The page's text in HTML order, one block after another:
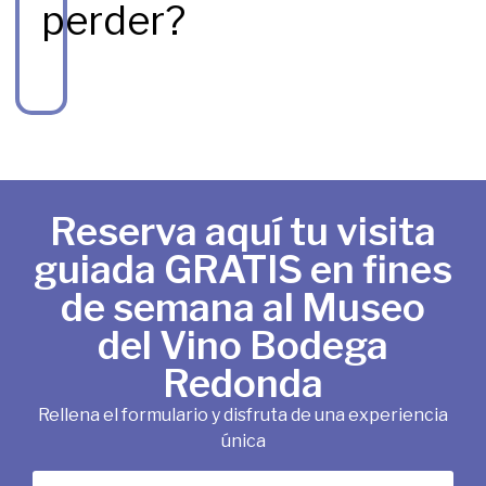
perder?
Reserva aquí tu visita
guiada GRATIS en fines
de semana al Museo
del Vino Bodega
Redonda
Rellena el formulario y disfruta de una experiencia
única